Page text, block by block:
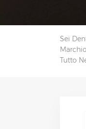
Sei
Tutto